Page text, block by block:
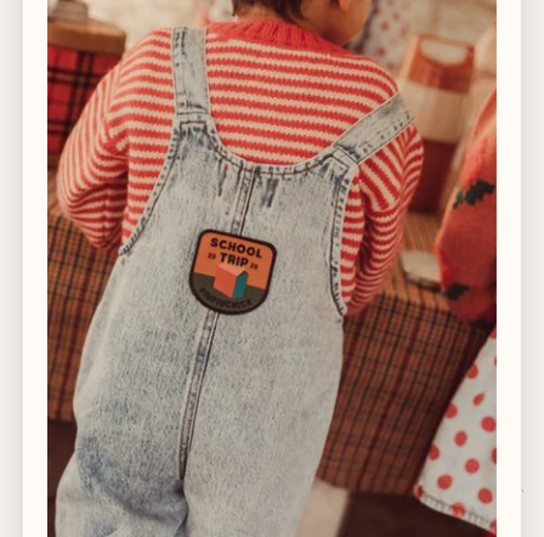
Wassen op 40°C
Mag in de droger op lage temperatuur
Was het slaapzakje apart
Sluit alle klittenband en ritsen voor het wassen
Belangrijke wastips!
Katoen is krimpgevoelig. Was katoenen items de eerste keren op 30°C en
vermijd de droger. Dit voorkomt krimp en behoudt de pasvorm.
Voeg bij de eerste wasbeurt van een donker slaapzakje
een scheutje natuurazijn toe. Dit helpt de kleur beter